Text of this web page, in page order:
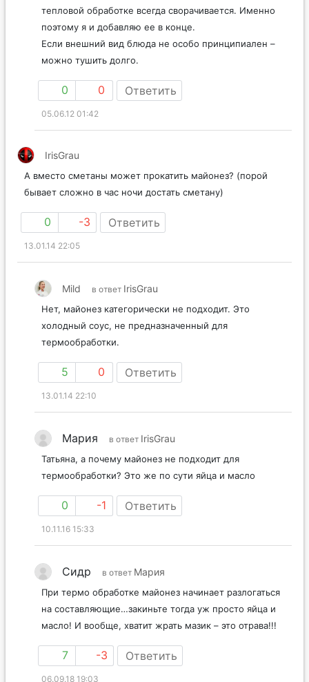
тепловой обработке всегда сворачивается. Именно
поэтому я и добавляю ее в конце.
Если внешний вид блюда не особо принципиален –
можно тушить долго.
0 0 Ответить
05.06.12 01:42
IrisGrau
А вместо сметаны может прокатить майонез? (порой
бывает сложно в час ночи достать сметану)
0 -3 Ответить
13.01.14 22:05
Mild в ответ IrisGrau
Нет, майонез категорически не подходит. Это
холодный соус, не предназначенный для
термообработки.
5 0 Ответить
13.01.14 22:10
Мария в ответ IrisGrau
Татьяна, а почему майонез не подходит для
термообработки? Это же по сути яйца и масло
0 -1 Ответить
10.11.16 15:33
Сидр в ответ Мария
При термо обработке майонез начинает разлогаться
на составляющие…закиньте тогда уж просто яйца и
масло! И вообще, хватит жрать мазик – это отрава!!!
7 -3 Ответить
06.09.18 19:03